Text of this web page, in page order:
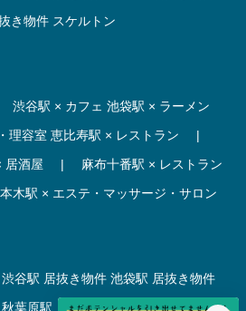
き物件 スケルトン
渋谷駅 × カフェ 池袋駅 × ラーメン
理容室 恵比寿駅 × レストラン
|
居酒屋 |
麻布十番駅 × レストラン
木駅 × エステ・マッサージ・サロン
渋谷駅 居抜き物件 池袋駅 居抜き物件
秋葉原駅 居抜き物件 |